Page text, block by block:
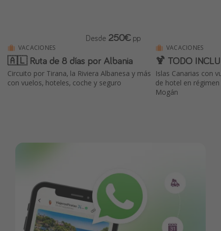
VACACIONES
🇦🇱 Ruta de 8 días por Albania
Circuito por Tirana, la Riviera Albanesa y más
con vuelos, hoteles, coche y seguro
Desde 250€ pp
VACACIONES
🍹 TODO
Islas Canarias con
de hotel en régimen
Mogán